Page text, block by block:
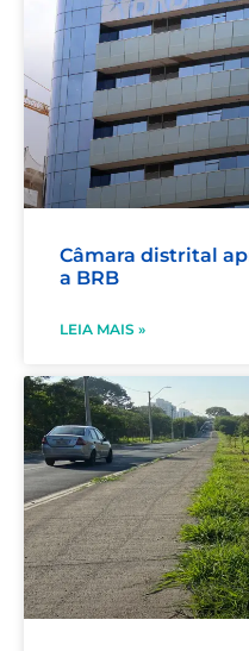
Câmara distrital
a BRB
LEIA MAIS »